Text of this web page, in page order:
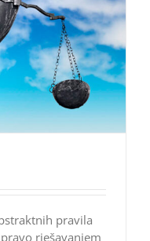
pravila
rješavanjem